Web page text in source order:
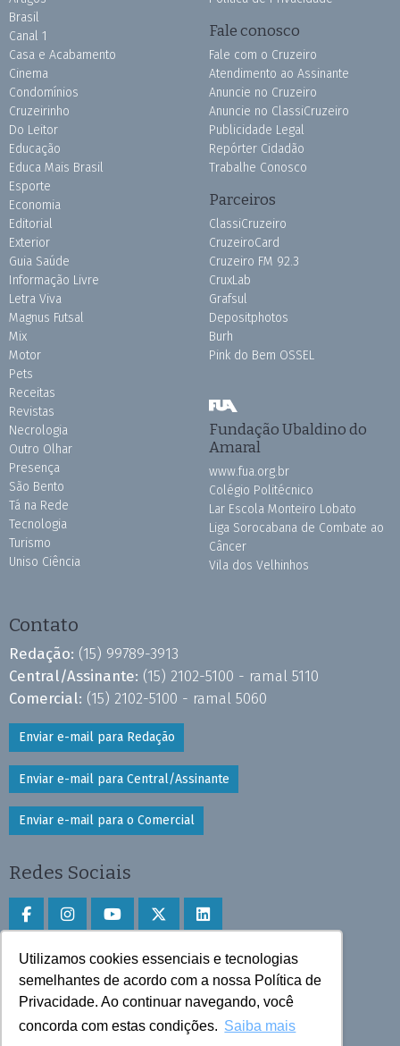
Utilizamos cookies essenciais e tecnologias
semelhantes de acordo com a nossa Política de
Privacidade. Ao continuar navegando, você
concorda com estas condições. Saiba mais
Brasil
Canal 1
Casa e Acabamento
Cinema
Condomínios
Cruzeirinho
Do Leitor
Educação
Educa Mais Brasil
Esporte
Economia
Editorial
Exterior
Guia Saúde
Informação Livre
Letra Viva
Magnus Futsal
Mix
Motor
Pets
Receitas
Revistas
Necrologia
Outro Olhar
Presença
São Bento
Tá na Rede
Tecnologia
Turismo
Uniso Ciência
Fale conosco
Fale com o Cruzeiro
Atendimento ao Assinante
Anuncie no Cruzeiro
Anuncie no ClassiCruzeiro
Publicidade Legal
Repórter Cidadão
Trabalhe Conosco
Parceiros
ClassiCruzeiro
CruzeiroCard
Cruzeiro FM 92.3
CruxLab
Grafsul
Depositphotos
Burh
Pink do Bem OSSEL
Fundação Ubaldino do
Amaral
www.fua.org.br
Colégio Politécnico
Lar Escola Monteiro Lobato
Liga Sorocabana de Combate ao
Câncer
Vila dos Velhinhos
Contato
Redação: (15) 99789-3913
Central/Assinante: (15) 2102-5100 - ramal 5110
Comercial: (15) 2102-5100 - ramal 5060
Enviar e-mail para Redação
Enviar e-mail para Central/Assinante
Enviar e-mail para o Comercial
Redes Sociais
Faça download do aplicativo
Play Store e App Store